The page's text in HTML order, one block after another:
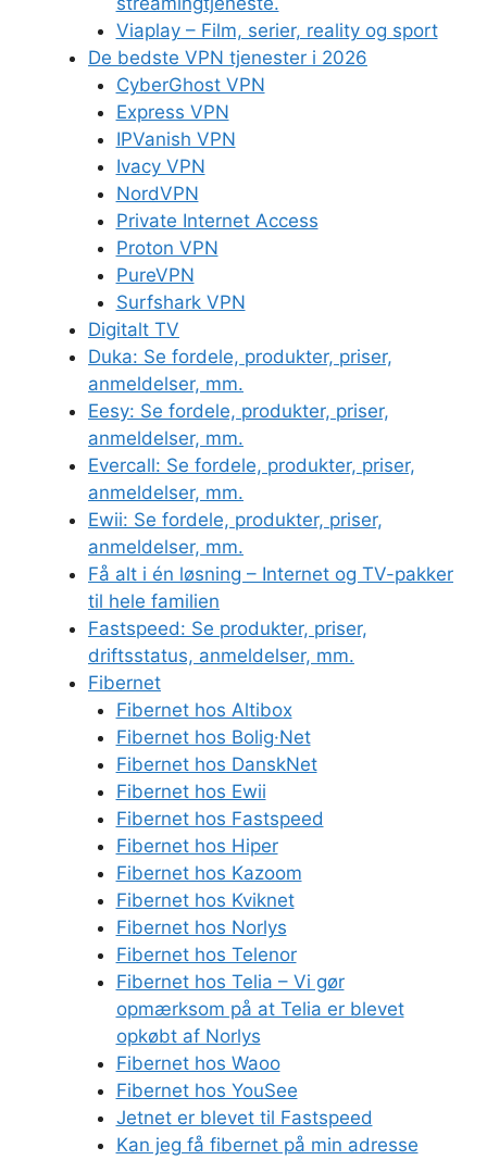
Viaplay – Film, serier, reality og sport
De bedste VPN tjenester i 2026
CyberGhost VPN
Express VPN
IPVanish VPN
Ivacy VPN
NordVPN
Private Internet Access
Proton VPN
PureVPN
Surfshark VPN
Digitalt TV
Duka: Se fordele, produkter, priser,
anmeldelser, mm.
Eesy: Se fordele, produkter, priser,
anmeldelser, mm.
Evercall: Se fordele, produkter, priser,
anmeldelser, mm.
Ewii: Se fordele, produkter, priser,
anmeldelser, mm.
Få alt i én løsning – Internet og TV-pakker
til hele familien
Fastspeed: Se produkter, priser,
driftsstatus, anmeldelser, mm.
Fibernet
Fibernet hos Altibox
Fibernet hos Bolig·Net
Fibernet hos DanskNet
Fibernet hos Ewii
Fibernet hos Fastspeed
Fibernet hos Hiper
Fibernet hos Kazoom
Fibernet hos Kviknet
Fibernet hos Norlys
Fibernet hos Telenor
Fibernet hos Telia – Vi gør
opmærksom på at Telia er blevet
opkøbt af Norlys
Fibernet hos Waoo
Fibernet hos YouSee
Jetnet er blevet til Fastspeed
Kan jeg få fibernet på min adresse